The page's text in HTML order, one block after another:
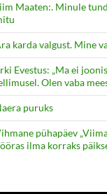
Maaten:. Minule
karda valgust. Mine
Evestus: „Ma ei
Olen vaba
puruks
pühapäev
ilma korraks